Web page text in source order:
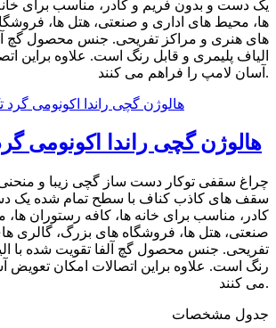
یک دست و بدون فریم و کادر، مناسب برای
ها، محیط های اداری و صنعتی، هتل ها،
های هنری و مراکز تفریحی. جنس محصول گچ
الیاف پلیمری و قابل رنگ است. علاوه براین
آسان لامپ را فراهم می کنند.
هالوژن گچی راندا اکونومی
چراغ سقفی توکار دست ساز گچی زیبا و
سقف های کاذب کناف با سطح تمام شده یک
کادر، مناسب برای خانه ها، کافه رستوران
صنعتی، هتل ها، فروشگاه های بزرگ، گالری
تفریحی. جنس محصول گچ آلفا تقویت شده با
رنگ است. علاوه براین اتصالات امکان تعویض
می کنند.
جدول مشخصات